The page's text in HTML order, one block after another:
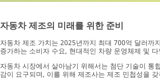
자동차 제조의 미래를 위한 준비
자동차 제조 가치는 2025년까지 최대 700억 달러까
증가하는 소비자 수요, 현대적인 차량 운영체제 및
자동차 시장에서 살아남기 위해서는 첨단 기술이 통
감이 요구되며, 이를 위해 제조사는 제조 민첩성을